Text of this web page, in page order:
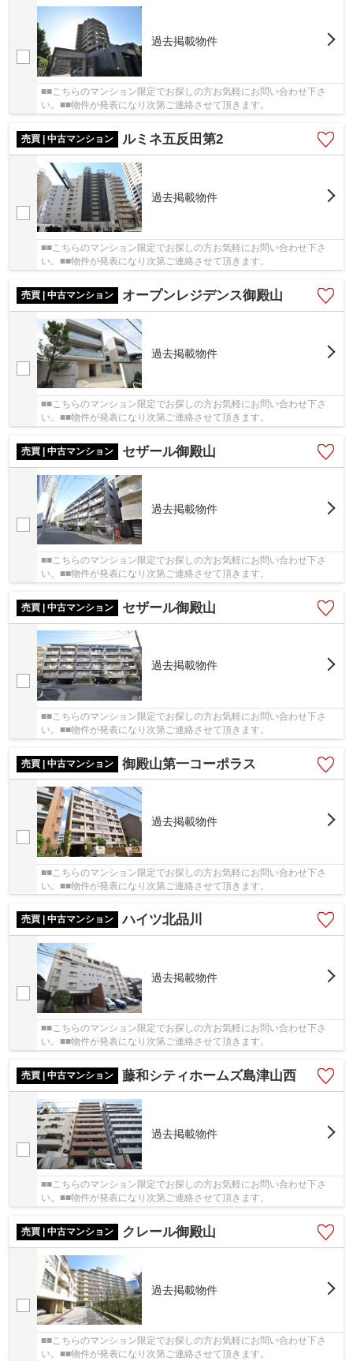
過去掲載物件
■■こちらのマンション限定でお探しの方お気軽にお問い合わせ下さ
い。■■物件が発表になり次第ご連絡させて頂きます。
売買 | 中古マンション ルミネ五反田第2
過去掲載物件
■■こちらのマンション限定でお探しの方お気軽にお問い合わせ下さ
い。■■物件が発表になり次第ご連絡させて頂きます。
売買 | 中古マンション オープンレジデンス御殿山
過去掲載物件
■■こちらのマンション限定でお探しの方お気軽にお問い合わせ下さ
い。■■物件が発表になり次第ご連絡させて頂きます。
売買 | 中古マンション セザール御殿山
過去掲載物件
■■こちらのマンション限定でお探しの方お気軽にお問い合わせ下さ
い。■■物件が発表になり次第ご連絡させて頂きます。
売買 | 中古マンション セザール御殿山
過去掲載物件
■■こちらのマンション限定でお探しの方お気軽にお問い合わせ下さ
い。■■物件が発表になり次第ご連絡させて頂きます。
売買 | 中古マンション 御殿山第一コーポラス
過去掲載物件
■■こちらのマンション限定でお探しの方お気軽にお問い合わせ下さ
い。■■物件が発表になり次第ご連絡させて頂きます。
売買 | 中古マンション ハイツ北品川
過去掲載物件
■■こちらのマンション限定でお探しの方お気軽にお問い合わせ下さ
い。■■物件が発表になり次第ご連絡させて頂きます。
売買 | 中古マンション 藤和シティホームズ島津山西
過去掲載物件
■■こちらのマンション限定でお探しの方お気軽にお問い合わせ下さ
い。■■物件が発表になり次第ご連絡させて頂きます。
売買 | 中古マンション クレール御殿山
過去掲載物件
■■こちらのマンション限定でお探しの方お気軽にお問い合わせ下さ
い。■■物件が発表になり次第ご連絡させて頂きます。